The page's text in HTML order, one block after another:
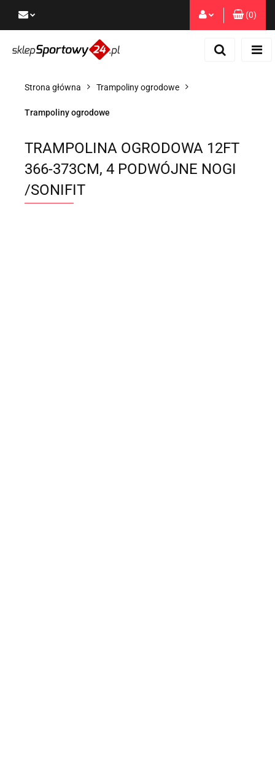
Dodaj zgłoszenie
(0)
Strona główna Trampoliny ogrodowe
Trampoliny ogrodowe
TRAMPOLINA OGRODOWA 12FT
366-373CM, 4 PODWÓJNE NOGI
/SONIFIT